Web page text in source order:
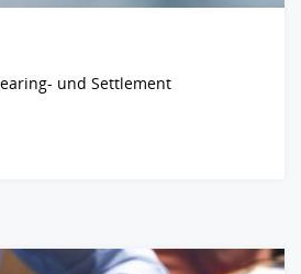
und Settlement